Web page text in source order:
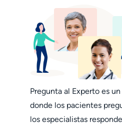
Pregunta al Experto es un
donde los pacientes
los especialistas